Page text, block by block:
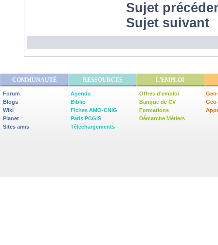
Sujet
Sujet suivant
COMMUNAUTÉ RESSOURCES L'EMPLOI
Forum
Blogs
Wiki
Planet
Sites amis
Agenda
Biblio
Fiches AMO-CNIG
Paris PCGIS
Téléchargements
Offres d'emploi
Banque de CV
Formations
Démarche Métiers